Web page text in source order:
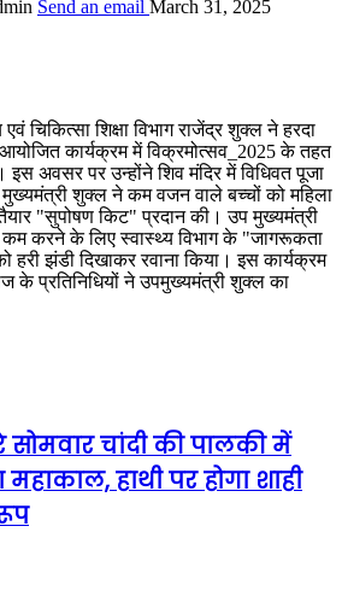
Send an email March 31, 2025
चिकित्सा शिक्षा विभाग राजेंद्र शुक्ल ने हरदा
कार्यक्रम में विक्रमोत्सव_2025 के तहत
इस अवसर पर उन्होंने शिव मंदिर में विधिवत पूजा
मुख्यमंत्री शुक्ल ने कम वजन वाले बच्चों को महिला
तैयार "सुपोषण किट" प्रदान की। उप मुख्यमंत्री
करने के लिए स्वास्थ्य विभाग के "जागरूकता
हरी झंडी दिखाकर रवाना किया। इस कार्यक्रम
के प्रतिनिधियों ने उपमुख्यमंत्री शुक्ल का
चांदी की पालकी में
हाथी पर होगा शाही